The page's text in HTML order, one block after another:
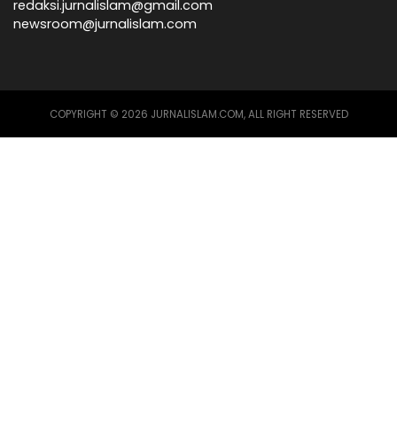
redaksi.jurnalislam@gmail.com
newsroom@jurnalislam.com
COPYRIGHT © 2026 JURNALISLAM.COM, ALL RIGHT RESERVED